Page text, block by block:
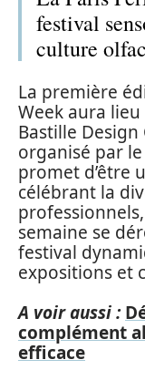
festival
culture
La première
Week aura
Bastille Design
organisé par
promet d’être
célébrant la
semaine se
festival
expositions et
A voir aussi :
complément
efficace